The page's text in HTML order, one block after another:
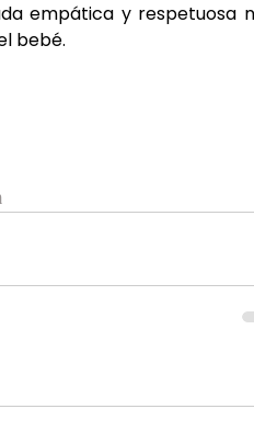
empática y respetuosa
bebé.